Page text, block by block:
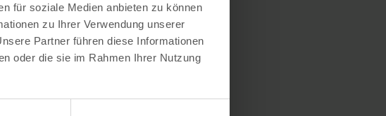
für soziale Medien anbieten zu können
zu Ihrer Verwendung unserer
Partner führen diese Informationen
oder die sie im Rahmen Ihrer Nutzung